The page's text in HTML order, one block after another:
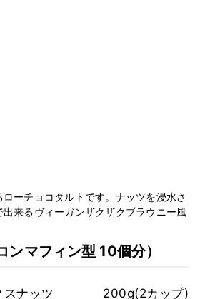
ーチョコタルトです。ナッツを浸水さ
来るヴィーガンザクザクブラウニー風
マフィン型 10個分）
ナッツ
200g(2カップ)